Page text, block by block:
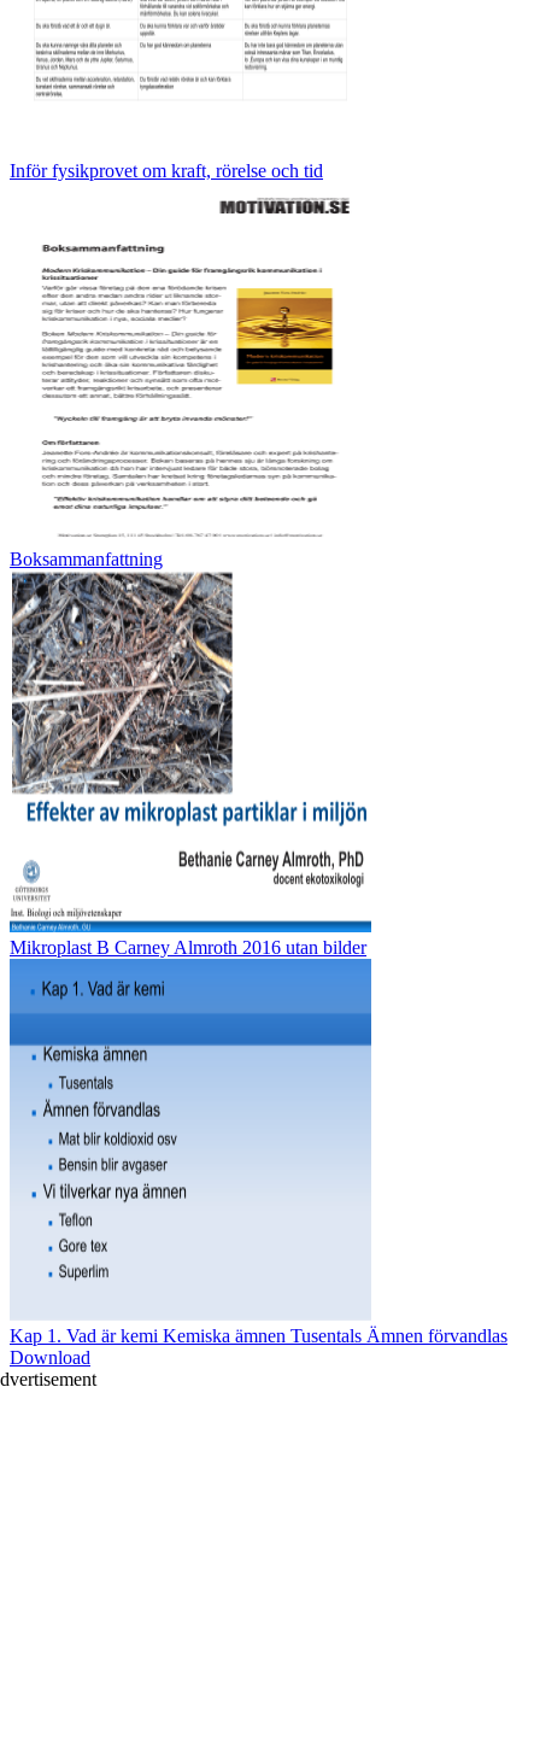
Inför fysikprovet om kraft, rörelse och tid
Boksammanfattning
Mikroplast B Carney Almroth 2016 utan bilder
Kap 1. Vad är kemi Kemiska ämnen Tusentals Ämnen förvandlas
Download